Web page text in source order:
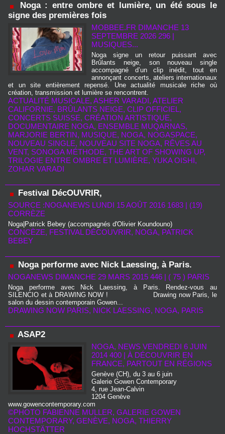
Noga : entre ombre et lumière, un été sous le
signe des premières fois
MOBBEE.FR DIMANCHE 13
SEPTEMBRE 2026 296 |
MUSIQUES...
Noga signe un retour puissant avec
Brûlants neige, son nouveau single
accompagné d’un clip inédit, tout en
annonçant concerts, ateliers internationaux
et un site entièrement repensé. Une actualité musicale riche où
création, transmission et lumière se rencontrent.
ACTUALITÉ MUSICALE, ASHER VARADI, ATELIER
CALIFORNIE, BRÛLANTS NEIGE, CLIP OFFICIEL,
CONCERTS SUISSE, CRÉATION ARTISTIQUE,
DOCUMENTAIRE NOGA, ENSEMBLE MUQARNAS,
MARJORIE BERTIN, MUSIQUE, NOGA, NOGASPACE,
NOUVEAU SINGLE, NOUVEAU SITE NOGA, RÊVES AU
VENT, SONOGA MÉTHODE, THE ART OF SHOWING UP,
TRILOGIE ENTRE OMBRE ET LUMIÈRE, YUKA OISHI,
ZOHAR VARADI
Festival DécOUVRIR,
SOURCE :NOGANEWS LUNDI 15 AOÛT 2016 1683 | (19)
CORRÈZE
Noga|Patrick Bebey (accompagnés d'Olivier Koundouno)
CONCÈZE, FESTIVAL DÉCOUVRIR, NOGA, PATRICK
BEBEY
Noga performe avec Nick Laessing, à Paris.
NOGANEWS DIMANCHE 29 MARS 2015 446 | ( 75 ) PARIS
Noga performe avec Nick Laessing, à Paris. Rendez-vous au
SILENCIO et à DRAWING NOW ! Drawing now Paris, le
salon du dessin contemporain Gowen...
DRAWING NOW PARIS, NICK LAESSING, NOGA, PARIS
ASAP2
NOGA, NEWS VENDREDI 6 JUIN
2014 400 |À DÉCOUVRIR EN
FRANCE, PARTOUT EN RÉGIONS
Genève (CH), du 3 au 6 juin
Galerie Gowen Contemporary
4, rue Jean-Calvin
1204 Genève
www.gowencontemporary.com
©PHOTO FABIENNE MULLER, GALERIE GOWEN
CONTEMPORARY, GENÈVE, NOGA, THIERRY
HOCHSTÄTTER